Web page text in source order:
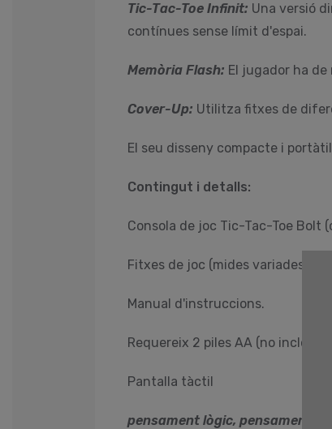
Tic-Tac-Toe Infinit: Una versió
contínues sense límit d'espai.
Memòria Flash: El jugador ha
Cover-Up: Utilitza fitxes de
El seu disseny compacte i
Contingut i detalls:
Consola de joc Tic-Tac-Toe Bolt
Fitxes de joc (mides variades)
Manual d'instruccions.
Requereix 2 piles AA (no incloses).
Pantalla tàctil
pensament lògic, pensament